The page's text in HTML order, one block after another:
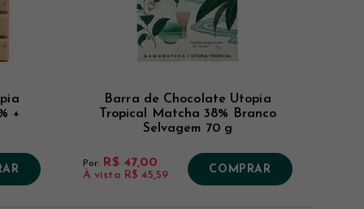
+
Barra de Chocolate Utopia
Tropical Matcha 38% Branco
Selvagem 70 g
Por: R$ 47,00
À vista R$ 45,59 COMPRAR